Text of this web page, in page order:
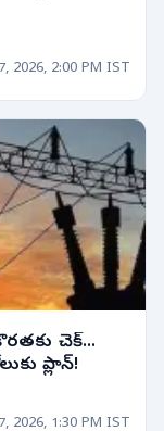
2026, 2:00 PM IST
చెక్...
ప్లాన్!
2026, 1:30 PM IST